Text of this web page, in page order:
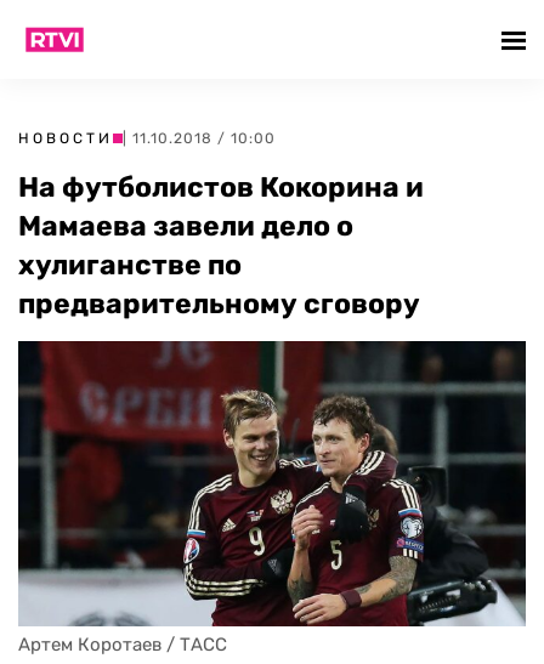
НОВОСТИ | 11.10.2018 / 10:00
На футболистов Кокорина и
Мамаева завели дело о
хулиганстве по
предварительному сговору
Артем Коротаев / ТАСС